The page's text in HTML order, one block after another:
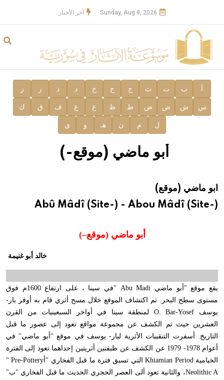
Sunday, Aug 9, 2026 آخر الأخبار
ب ت ث ج ح خ د ذ ر ز
ش ص ض ط ظ ع غ ف ق ك
م ن هـ و ي
أبو ماضي (موقع-)
ماضي (موقع)
Abû Mâdî (Site-) - Abou Mâdî
أبو ماضي (موقع(–
خالد أبو غنيمة
موقع "أبو ماضي" Abu Madi
في سينا ، على ارتفاع 1600م فوق
سطح البحر. تم اكتشاف الموقع خلال مسح أثري قام به أوفر بار-
O. Bar-Yosefلمنطقة سينا في أواخر السبعينيات من القرن
حيث تم الكشف عن مجموعة مواقع تعود إلى عصور ما قبل
أسفرت التنقيبات الأثرية لبار- يوسف في موقع "أبو ماضي" في
أعوام 1978- 1979 عن الكشف عن طبقتين أثريتين إحداهما تعود إلى الفترة
Khiamian Periodالتي تسبق فترة ما قبل الفخاري "أ" Pre-Pottery
، والثانية تعود ألى العصر الحجري الحديث ما قبل الفخاري "ب "